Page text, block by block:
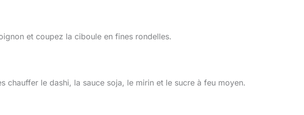
et coupez la ciboule en fines rondelles.
chauffer le dashi, la sauce soja, le mirin et le sucre à feu moyen.